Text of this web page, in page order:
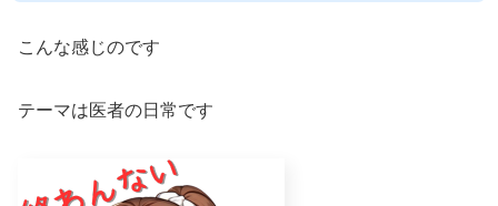
こんな感じのです
テーマは医者の日常です